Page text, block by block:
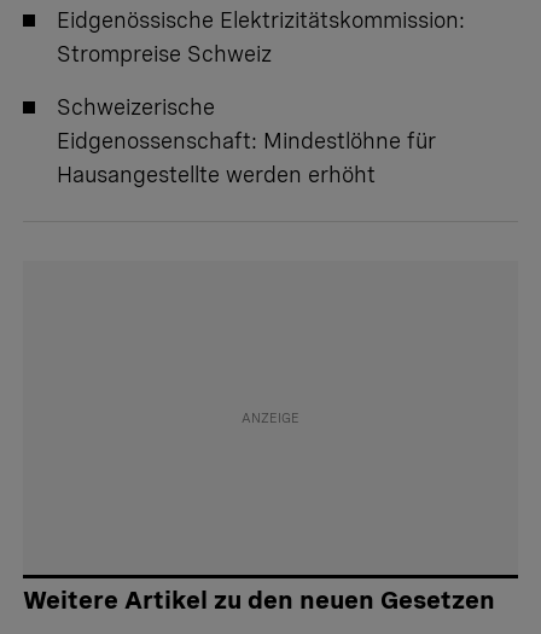
Eidgenössische Elektrizitätskommission:
Strompreise Schweiz
Schweizerische
Eidgenossenschaft: Mindestlöhne für
Hausangestellte werden erhöht
Weitere Artikel zu den neuen Gesetzen